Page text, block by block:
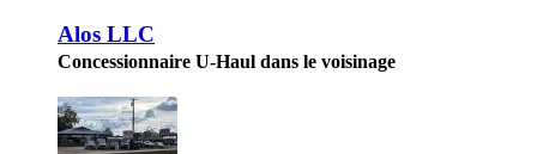
Alos LLC
Concessionnaire U-Haul dans le voisinage